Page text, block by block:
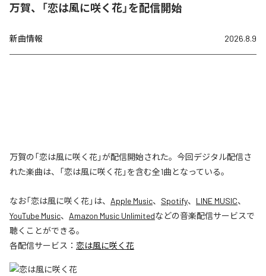
万賀、「恋は風に咲く花」を配信開始
新曲情報 2026.8.9
万賀の「恋は風に咲く花」が配信開始された。今回デジタル配信さ
れた楽曲は、「恋は風に咲く花」を含む全1曲となっている。
なお「恋は風に咲く花」は、 Apple Music、 Spotify、 LINE MUSIC、
YouTube Music、 Amazon Music Unlimitedなどの音楽配信サービスで
聴くことができる。
各配信サービス： 恋は風に咲く花